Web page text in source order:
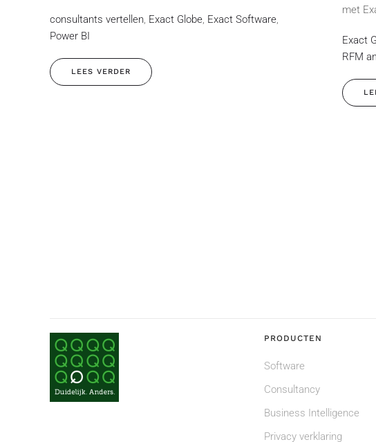
consultants vertellen, Exact Globe, Exact Software,
Power BI
LEES VERDER
met
Exact
RFM
PRODUCTEN
Software
Consultancy
Business Intelligence
Privacy verklaring